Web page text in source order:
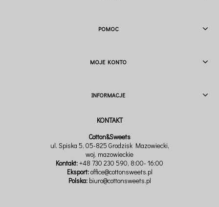
POMOC
MOJE KONTO
INFORMACJE
Cotton&Sweets
ul. Spiska 5, 05-825 Grodzisk Mazowiecki,
woj. mazowieckie
Kontakt:+48 730 230 590, 8:00- 16:00
Eksport:office@cottonsweets.pl
Polska: biuro@cottonsweets.pl